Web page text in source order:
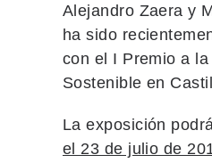
Alejandro Zaera y
ha sido
con el I Premio a
Sostenible en
La exposición
el 23 de julio de